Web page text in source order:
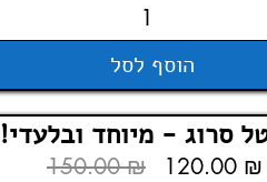
הוסף לסל
סרוג - מיוחד ובלעדי!
150.00 ₪ 120.00 ₪